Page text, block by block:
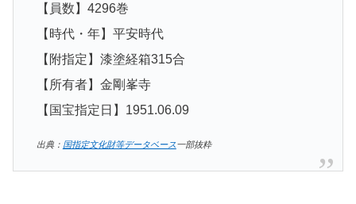
【員数】4296巻
【時代・年】平安時代
【附指定】漆塗経箱315合
【所有者】金剛峯寺
【国宝指定日】1951.06.09
出典： 国指定文化財等データベース一部抜粋